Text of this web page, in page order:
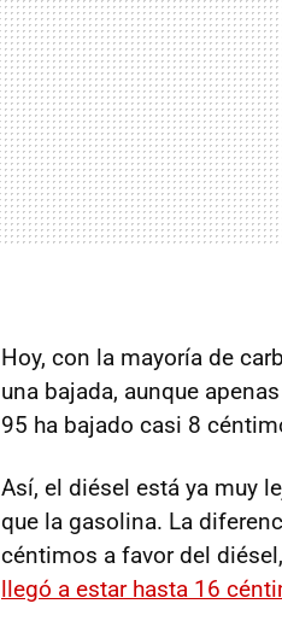
Hoy, con la mayoría de
una bajada, aunque
95 ha bajado casi 8
Así, el diésel está ya muy
que la gasolina. La
céntimos a favor del
llegó a estar hasta 16